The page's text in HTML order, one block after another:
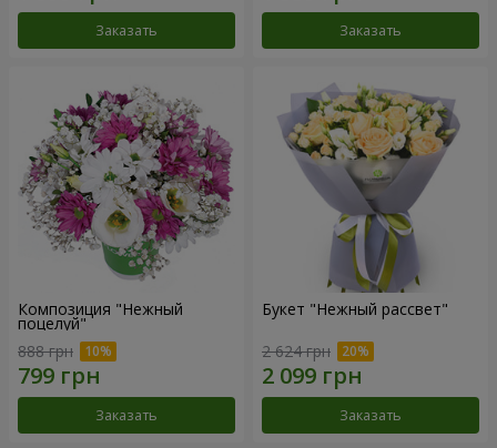
Заказать Заказать
Композиция "Нежный
поцелуй"
888 грн
Заказать
Букет "Нежный рассвет"
2 624 грн
Заказать